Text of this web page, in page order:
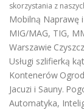
skorzystania z
Mobilną Naprawę
MIG/MAG, TIG,
Warszawie
Usługi szlifierką
Kontenerów
Jacuzi i Sauny.
Automatyka,